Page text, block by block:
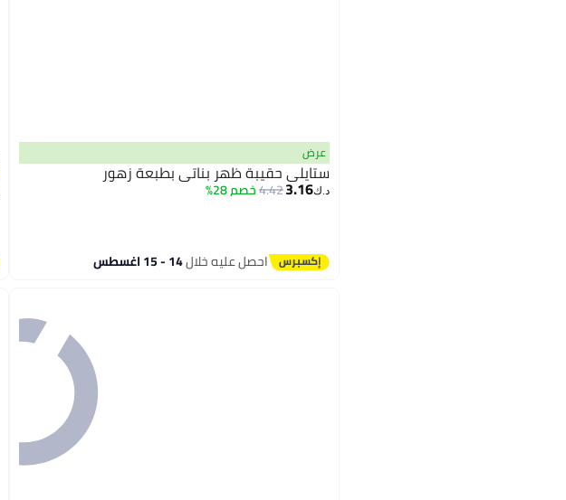
عرض
ستايلي حقيبة ظهر بناتي بطبعة زهور
د.ك‏3.16
4.42خصم 28%
احصل عليه خلال14 - 15 اغسطس